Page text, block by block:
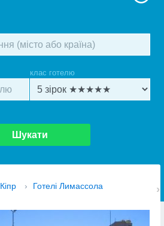
клас готелю
Шукати
Кіпр › Готелі Лимассола